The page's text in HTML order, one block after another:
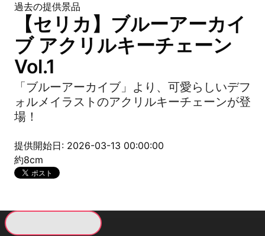
過去の提供景品
【セリカ】ブルーアーカイ
ブ アクリルキーチェーン
Vol.1
「ブルーアーカイブ」より、可愛らしいデフ
ォルメイラストのアクリルキーチェーンが登
場！
提供開始日: 2026-03-13 00:00:00
約8cm